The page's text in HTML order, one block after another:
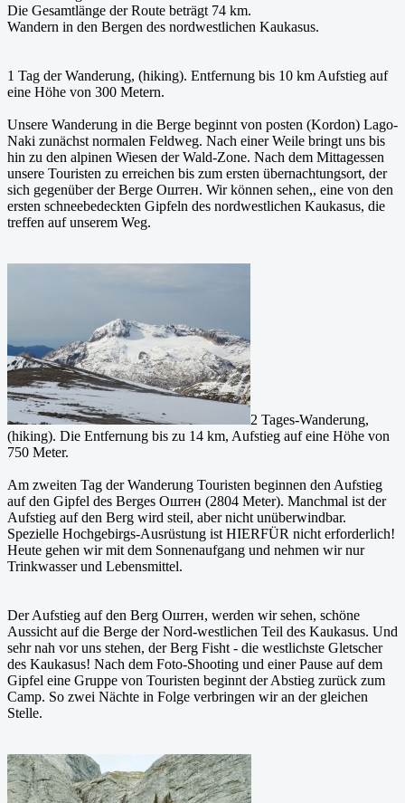
Die Gesamtlänge der Route beträgt 74 km.
Wandern in den Bergen des nordwestlichen Kaukasus.
1 Tag der Wanderung, (hiking). Entfernung bis 10 km Aufstieg auf
eine Höhe von 300 Metern.
Unsere Wanderung in die Berge beginnt von posten (Kordon) Lago-
Naki zunächst normalen Feldweg. Nach einer Weile bringt uns bis
hin zu den alpinen Wiesen der Wald-Zone. Nach dem Mittagessen
unsere Touristen zu erreichen bis zum ersten übernachtungsort, der
sich gegenüber der Berge Оштен. Wir können sehen,, eine von den
ersten schneebedeckten Gipfeln des nordwestlichen Kaukasus, die
treffen auf unserem Weg.
2 Tages-Wanderung,
(hiking). Die Entfernung bis zu 14 km, Aufstieg auf eine Höhe von
750 Meter.
Am zweiten Tag der Wanderung Touristen beginnen den Aufstieg
auf den Gipfel des Berges Оштен (2804 Meter). Manchmal ist der
Aufstieg auf den Berg wird steil, aber nicht unüberwindbar.
Spezielle Hochgebirgs-Ausrüstung ist HIERFÜR nicht erforderlich!
Heute gehen wir mit dem Sonnenaufgang und nehmen wir nur
Trinkwasser und Lebensmittel.
Der Aufstieg auf den Berg Оштен, werden wir sehen, schöne
Aussicht auf die Berge der Nord-westlichen Teil des Kaukasus. Und
sehr nah vor uns stehen, der Berg Fisht - die westlichste Gletscher
des Kaukasus! Nach dem Foto-Shooting und einer Pause auf dem
Gipfel eine Gruppe von Touristen beginnt der Abstieg zurück zum
Camp. So zwei Nächte in Folge verbringen wir an der gleichen
Stelle.